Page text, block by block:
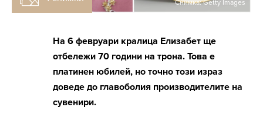
Снимка: Getty Images
На 6 февруари кралица Елизабет ще
отбележи 70 години на трона. Това е
платинен юбилей, но точно този израз
доведе до главоболия производителите на
сувенири.